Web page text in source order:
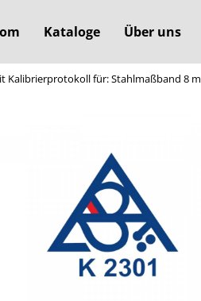
Kataloge Über uns
Kalibrierprotokoll für: Stahlmaßband 8 m
suchen Sie?
Wir empfehlen